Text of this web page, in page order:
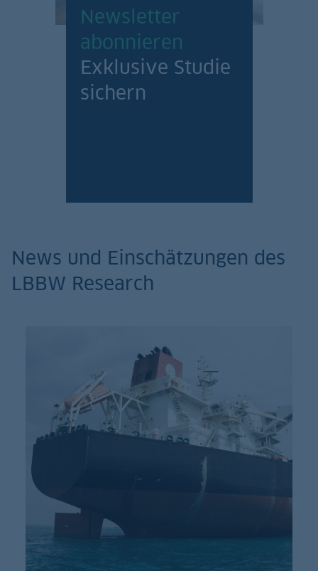
Newsletter
abonnieren
Exklusive Studie
sichern
News und Einschätzungen des
LBBW Research